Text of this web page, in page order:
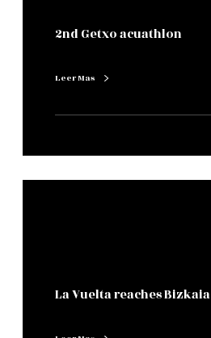
2nd Getxo acuathlon
Leer Mas
La Vuelta reaches Bizkaia